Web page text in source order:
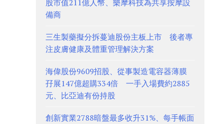
股市值211億人幣、樂摩科技為共享按摩設
備商
三生製藥擬分拆蔓迪股份主板上市 後者專
注皮膚健康及體重管理解決方案
海偉股份9609招股、從事製造電容器薄膜
孖展147億超購334倍 一手入場費約2885
元、比亞迪有份持股
創新實業2788暗盤最多收升31%、每手帳面